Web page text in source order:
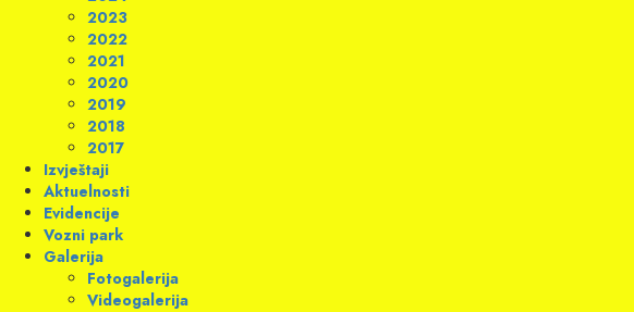
2023
2022
2021
2020
2019
2018
2017
Izvještaji
Aktuelnosti
Evidencije
Vozni park
Galerija
Fotogalerija
Videogalerija